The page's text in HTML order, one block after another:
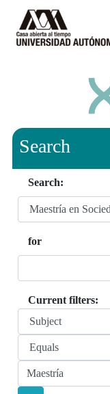
Search
Search:
for
Current filters: